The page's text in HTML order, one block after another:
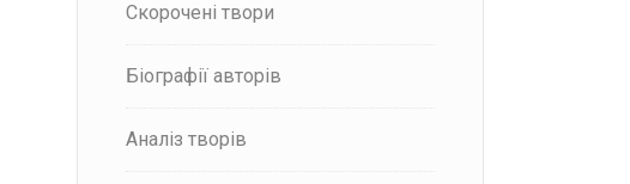
Скорочені твори
Біографії авторів
Аналіз творів